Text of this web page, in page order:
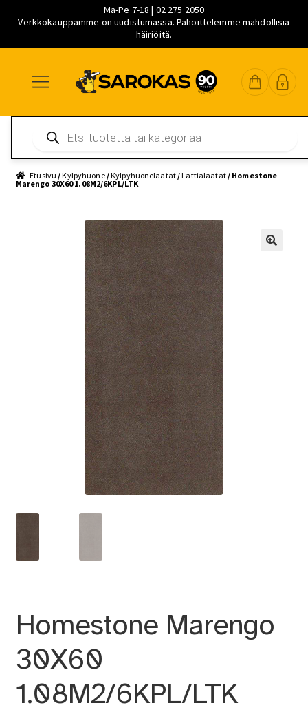
Ma-Pe 7-18 | 02 275 2050
Verkkokauppamme on uudistumassa. Pahoittelemme mahdollisia
häiriöitä.
navigointiin
sisältöön
pääsisältöön
search
Etusivu /Kylpyhuone/Kylpyhuonelaatat/Lattialaatat/ Homestone
Marengo 30X60 1.08M2/6KPL/LTK
Homestone Marengo
30X60
1.08M2/6KPL/LTK